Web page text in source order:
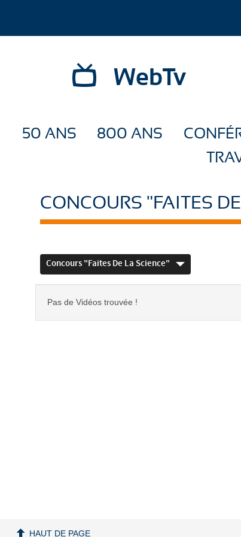
WebTv
50 ANS 800 ANS
CONCOURS "FAITES
Concours "Faites De La Science"
Pas de Vidéos trouvée !
HAUT DE PAGE